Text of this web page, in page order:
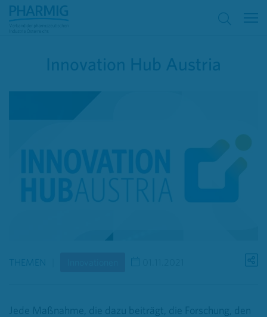
Innovation Hub Austria
THEMEN
Jede Maßnahme, die dazu beiträgt, die Forschung, den